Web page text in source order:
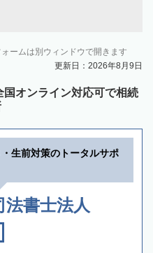
ームは別ウィンドウで開きます
更新日：2026年8月9日
オンライン対応可で相続
生前対策のトータルサポ
書士法人